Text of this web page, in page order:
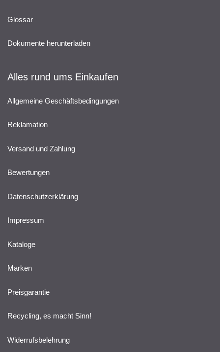
Glossar
Dokumente herunterladen
Alles rund ums Einkaufen
Allgemeine Geschäftsbedingungen
Reklamation
Versand und Zahlung
Bewertungen
Datenschutzerklärung
Impressum
Kataloge
Marken
Preisgarantie
Recycling, es macht Sinn!
Widerrufsbelehrung